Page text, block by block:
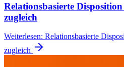
Relationsbasierte
zugleich
Weiterlesen: Relationsbasierte
zugleich